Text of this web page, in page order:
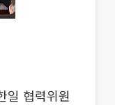
일 협력위원